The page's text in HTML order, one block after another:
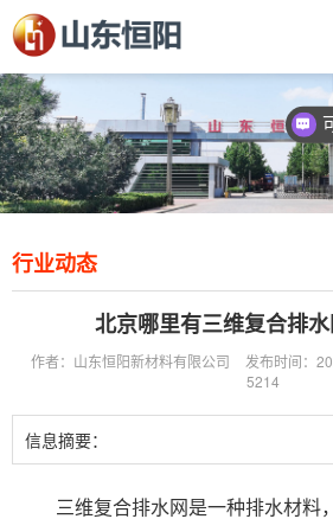
行业动态
北京哪里有三维复合排
作者：山东恒阳新材料有限公司 发布时间：
5214
信息摘要：
三维复合排水网是一种排水材料